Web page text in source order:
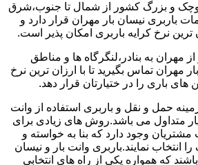
و بزرگ کشور از شمال تا جنوب،شرق
نیسان بار مهران قرار دارد و
ترین نرخ کرایه باربری امکان پذیر است.
مهران به بنادر،لنگرگاه ها و مناطق
مهران تماس بگیرید تا با ارزان ترین نرخ
های باری را در ختیارتان قرار دهد.
حمل و نقل و باربری استفاده از وانت
متداول می باشد.روش های زیادی برای
مشتریان وجود دارد که بنا به خواسته و
انتخاب نمایند.باربری وانت بار و نیسان
که همواره یکی از راه های انتخابی